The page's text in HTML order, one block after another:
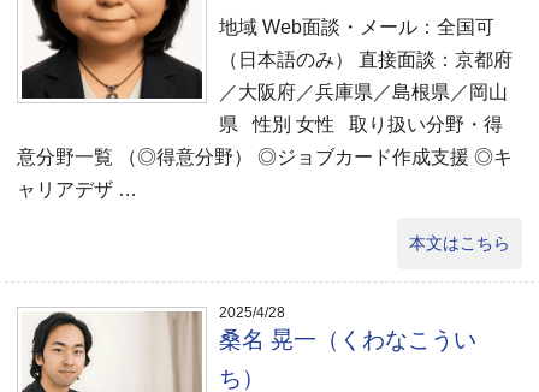
地域 Web面談・メール：全国可
（日本語のみ） 直接面談：京都府
／大阪府／兵庫県／島根県／岡山
県 性別 女性 取り扱い分野・得
意分野一覧 （◎得意分野） ◎ジョブカード作成支援 ◎キ
ャリアデザ …
本文はこちら
2025/4/28
桑名 晃一（くわなこうい
ち）